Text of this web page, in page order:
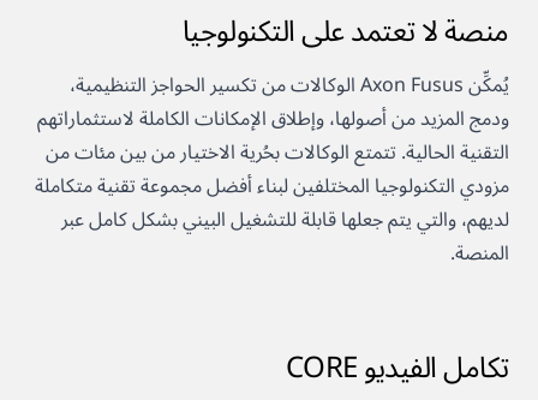
منصة لا تعتمد على التكنولوجيا
يُمكِّن Axon Fusus الوكالات من تكسير الحواجز التنظيمية،
ودمج المزيد من أصولها، وإطلاق الإمكانات الكاملة لاستثماراتهم
التقنية الحالية. تتمتع الوكالات بحُرية الاختيار من بين مئات من
مزودي التكنولوجيا المختلفين لبناء أفضل مجموعة تقنية متكاملة
لديهم، والتي يتم جعلها قابلة للتشغيل البيني بشكل كامل عبر
المنصة.
تكامل الفيديو CORE